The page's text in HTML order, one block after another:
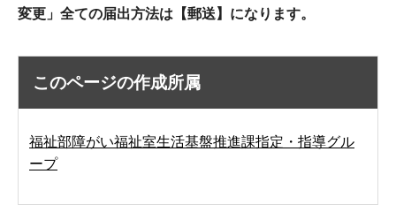
変更」全ての届出方法は【郵送】になります。
このページの作成所属
福祉部障がい福祉室生活基盤推進課指定・指導グル
ープ